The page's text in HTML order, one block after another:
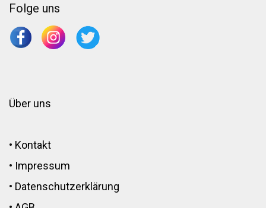
Folge uns
Über uns
• Kontakt
• Impressum
• Datenschutzerklärung